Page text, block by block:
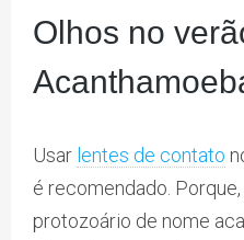
Olhos no
Usar lentes de contato
é recomendado.
protozoário de nome